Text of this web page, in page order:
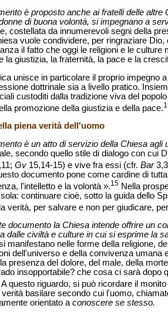
è proposto anche ai fratelli delle
di buona volontà, si impegnano a
costellata da innumerevoli segni della
vuole condividere, per ringraziare
il fatto che oggi le religioni e le
la giustizia, la fraternità, la pace e la
unisce in particolare il proprio
dottrinale sia a livello pratico.
custoditi dalla tradizione viva del
promozione della giustizia e della pace.
piena verità dell'uomo
è un atto di servizio della Chiesa agli
secondo quello stile di dialogo con cui
Gv 15,14-15) e vive fra essi (cfr. Bar
documento pone come cardine di
l'intelletto e la volontà ».15 Nella
continuare cioè, sotto la guida dello
verità, per salvare e non per giudicare,
documento la Chiesa intende offrire un
dalle civiltà e culture in cui si esprime la
manifestano nelle forme della religione,
dell'universo e della convivenza
presenza del dolore, del male, della
insopportabile? che cosa ci sarà
A questo riguardo, si può ricordare il
basilare secondo cui l'uomo,
orientato a conoscere se stesso.